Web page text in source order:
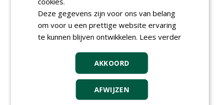
AGENDA
Klankbordsessies moeten
bijdragen aan uniform
aanbesteden van duurzame
kunstgrasvelden
woensdag 23 september 2026
t/m dinsdag 29 september 2026
Deze gegevens zijn voor ons van belang
om voor u een prettige website ervaring
te kunnen blijven ontwikkelen. Lees verder
AKKOORD
AFWIJZEN